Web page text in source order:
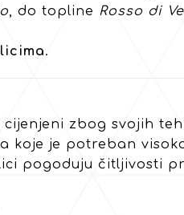
, do topline Rosso di
.
zbog svojih
koje je potreban
pogoduju čitljivosti